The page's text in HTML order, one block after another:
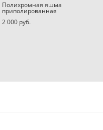
Полихромная яшма
приполированная
2 000 pуб.